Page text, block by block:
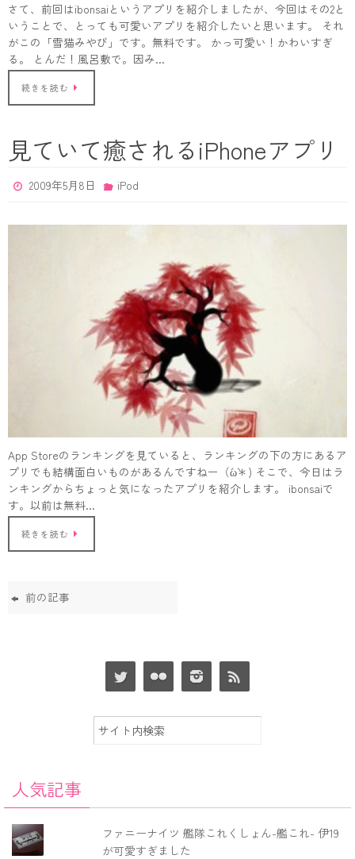
さて、前回はibonsaiというアプリを紹介しましたが、今回はその2と
いうことで、とっても可愛いアプリを紹介したいと思います。 それ
がこの「雪猫みやび」です。無料です。 かっ可愛い！かわいすぎ
る。 とんだ！風呂敷で。因み…
続きを読む
見ていて癒されるiPhoneアプリ
2009年5月8日 iPod
App Storeのランキングを見ていると、ランキングの下の方にあるア
プリでも結構面白いものがあるんですねー（´ω`＊) そこで、今日はラ
ンキングからちょっと気になったアプリを紹介します。 ibonsaiで
す。以前は無料…
続きを読む
前の記事
人気記事
ファニーナイツ 艦隊これくしょん-艦これ- 伊19
が可愛すぎました